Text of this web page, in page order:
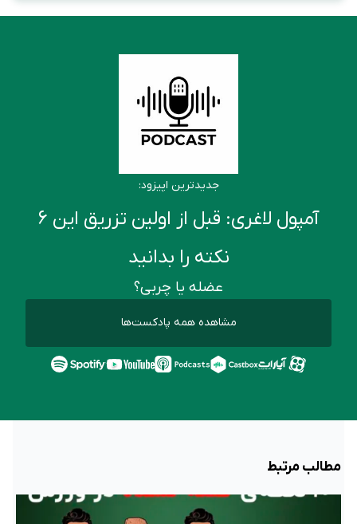
جدیدترین اپیزود:
آمپول لاغری: قبل از اولین تزریق این ۶
نکته را بدانید
عضله یا چربی؟
مشاهده همه پادکست‌ها
مطالب مرتبط